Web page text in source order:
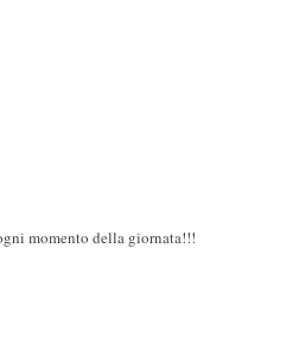
momento della giornata!!!